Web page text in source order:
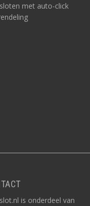
met auto-click
is onderdeel van